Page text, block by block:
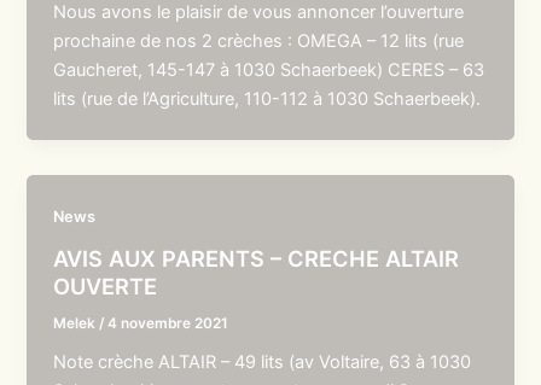
Nous avons le plaisir de vous annoncer l’ouverture
prochaine de nos 2 crèches : OMEGA – 12 lits (rue
Gaucheret, 145-147 à 1030 Schaerbeek) CERES – 63
lits (rue de l’Agriculture, 110-112 à 1030 Schaerbeek).
News
AVIS AUX PARENTS – CRECHE ALTAIR
OUVERTE
Melek /4 novembre 2021
Note crèche ALTAIR – 49 lits (av Voltaire, 63 à 1030